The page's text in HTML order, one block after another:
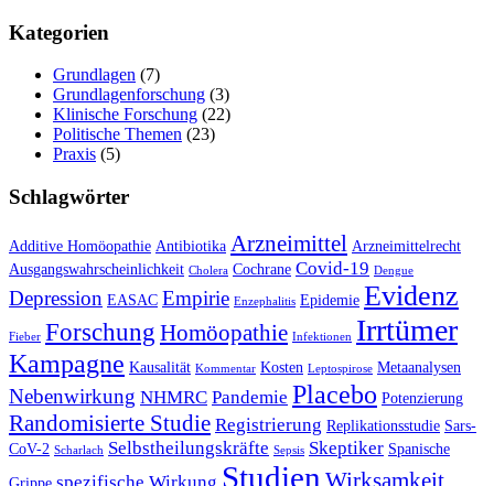
Kategorien
Grundlagen (7)
Grundlagenforschung (3)
Klinische Forschung (22)
Politische Themen (23)
Praxis (5)
Schlagwörter
Additive Homöopathie Antibiotika Arzneimittel Arzneimittelrecht
Ausgangswahrscheinlichkeit Cholera Cochrane Covid-19 Dengue
Depression EASAC Empirie Enzephalitis Epidemie Evidenz
Fieber Forschung Homöopathie Infektionen Irrtümer
Kampagne Kausalität Kommentar Kosten Leptospirose Metaanalysen
Nebenwirkung NHMRC Pandemie Placebo Potenzierung
Randomisierte Studie Registrierung Replikationsstudie Sars-
CoV-2 Scharlach Selbstheilungskräfte Sepsis Skeptiker Spanische
Studien Wirksamkeit